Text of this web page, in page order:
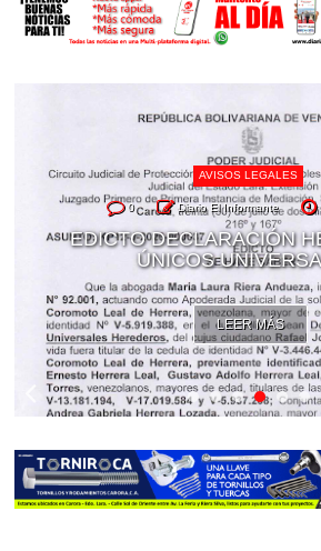
AVISOS LEGALES
0 Diario El Informante
EDICTO DECLARACIÓN
ÚNICOS
LEER MÁS